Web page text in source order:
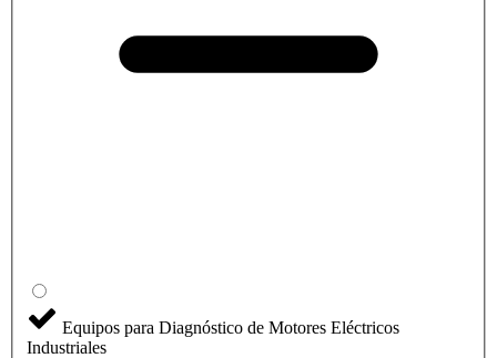
Equipos para Diagnóstico de Motores Eléctricos
Industriales